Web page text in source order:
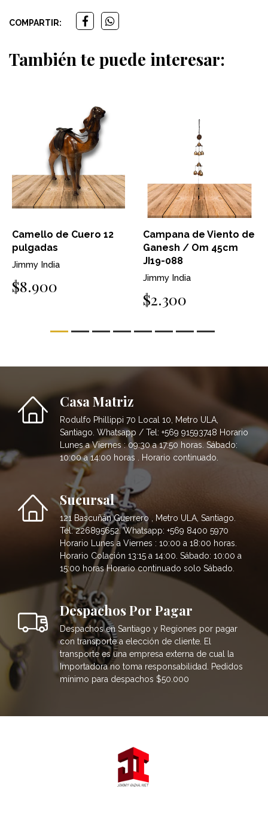
COMPARTIR:
También te puede interesar:
Camello de Cuero 12
pulgadas
Jimmy India
$8.900
Campana de Viento de
Ganesh / Om 45cm
JI19-088
Jimmy India
$2.300
Casa Matriz
Rodulfo Phillippi 70 Local 10, Metro ULA,
Santiago. Whatsapp / Tel: +569 91593748 Horario
Lunes a Viernes : 09:30 a 17:50 horas. Sábado:
10:00 a 14:00 horas . Horario continuado.
Sucursal
121 Bascuñán Guerrero , Metro ULA, Santiago.
Tel: 226895652. Whatsapp: +569 8400 5970
Horario Lunes a Viernes : 10:00 a 18:00 horas.
Horario Colación 13:15 a 14:00. Sábado: 10:00 a
15:00 horas Horario continuado solo Sábado.
Despachos Por Pagar
Despachos en Santiago y Regiones por pagar
con transporte a elección de cliente. El
transporte es una empresa externa de cual la
Importadora no toma responsabilidad. Pedidos
mínimo para despachos $50.000